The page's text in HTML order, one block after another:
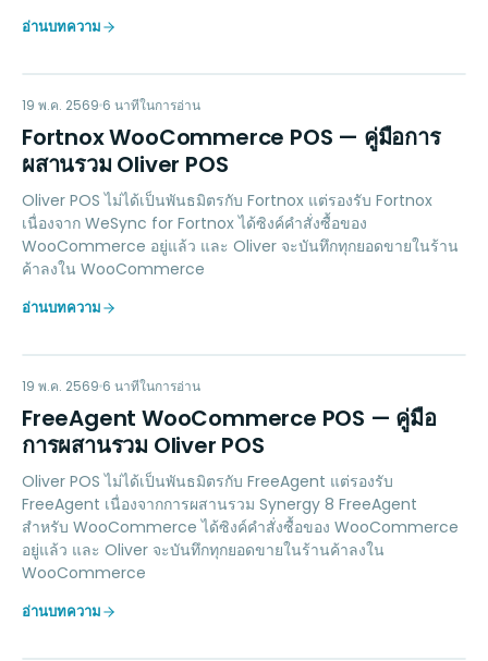
อ่านบทความ
FW
ACCOUNTING
19 พ.ค. 2569 6 นาทีในการอ่าน
Fortnox WooCommerce POS — คู่มือการ
ผสานรวม Oliver POS
Oliver POS ไม่ได้เป็นพันธมิตรกับ Fortnox แต่รองรับ Fortnox
เนื่องจาก WeSync for Fortnox ได้ซิงค์คำสั่งซื้อของ
WooCommerce อยู่แล้ว และ Oliver จะบันทึกทุกยอดขายในร้าน
ค้าลงใน WooCommerce
อ่านบทความ
FW
ACCOUNTING
19 พ.ค. 2569 6 นาทีในการอ่าน
FreeAgent WooCommerce POS — คู่มือ
การผสานรวม Oliver POS
Oliver POS ไม่ได้เป็นพันธมิตรกับ FreeAgent แต่รองรับ
FreeAgent เนื่องจากการผสานรวม Synergy 8 FreeAgent
สำหรับ WooCommerce ได้ซิงค์คำสั่งซื้อของ WooCommerce
อยู่แล้ว และ Oliver จะบันทึกทุกยอดขายในร้านค้าลงใน
WooCommerce
อ่านบทความ